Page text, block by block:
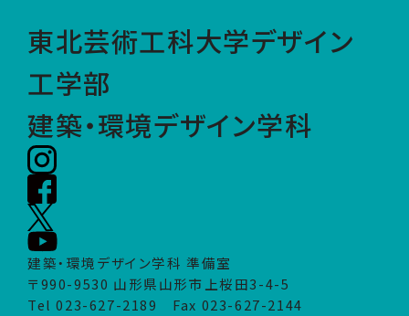
東北芸術工科大学デザイン
工学部
建築・環境デザイン学科
建築・環境デザイン学科 準備室
〒990-9530 山形県山形市上桜田3-4-5
Tel 023-627-2189 Fax 023-627-2144